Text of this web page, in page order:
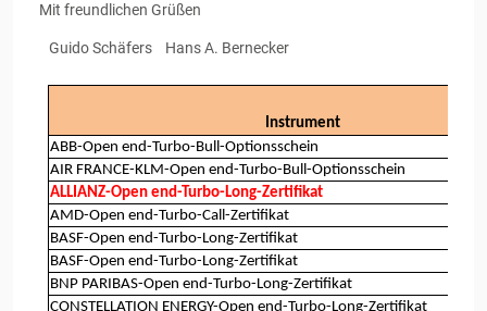
Mit freundlichen Grüßen
Guido Schäfers Hans A. Bernecker